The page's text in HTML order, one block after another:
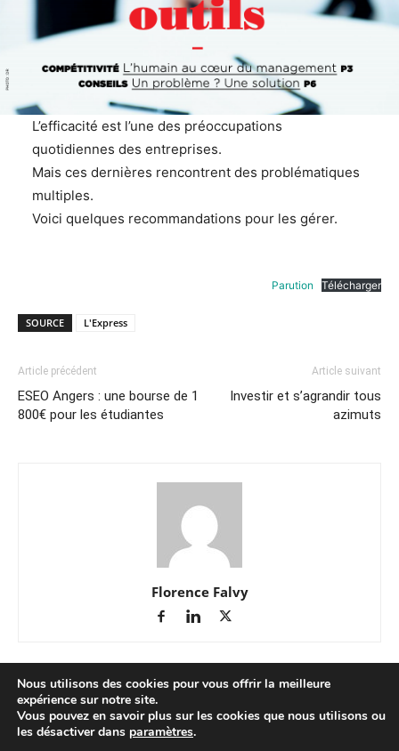
L’efficacité est l’une des préoccupations
quotidiennes des entreprises.
Mais ces dernières rencontrent des problématiques
multiples.
Voici quelques recommandations pour les gérer.
Parution Télécharger
SOURCE L'Express
Article précédent
ESEO Angers : une bourse de 1
800€ pour les étudiantes
Article suivant
Investir et s’agrandir tous
azimuts
Florence Falvy
Nous utilisons des cookies pour vous offrir la meilleure
expérience sur notre site.
Vous pouvez en savoir plus sur les cookies que nous utilisons ou
les désactiver dans paramètres.